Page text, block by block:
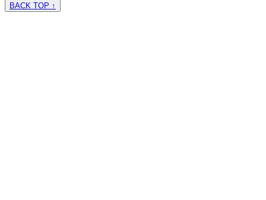
BACK TOP ↑